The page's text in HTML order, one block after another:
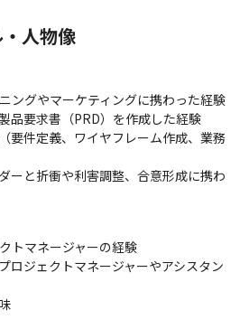
画・コミック・ゲーム（VR含む）・ボ
を取り扱っており、作品の検索や購
受託事業）
購⼊ができるECサービスや、定額でPC
スクリプションサービスを運営してい
ラフィックのサービスを上流工程から
で経験できます
人物像
ングやマーケティングに携わった経験
品要求書（PRD）を作成した経験
要件定義、ワイヤフレーム作成、業務
ーと折衝や利害調整、合意形成に携わ
トマネージャーの経験
ロジェクトマネージャーやアシスタン